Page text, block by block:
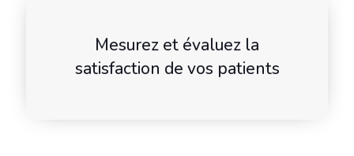
Mesurez et évaluez la
satisfaction de vos patients